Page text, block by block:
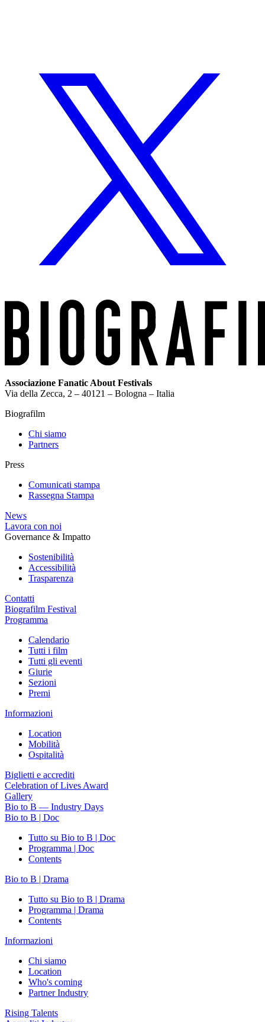
Associazione Fanatic About Festivals
Via della Zecca, 2 – 40121 – Bologna – Italia
Biografilm
Chi siamo
Partners
Press
Comunicati stampa
Rassegna Stampa
News
Lavora con noi
Governance & Impatto
Sostenibilità
Accessibilità
Trasparenza
Contatti
Biografilm Festival
Programma
Calendario
Tutti i film
Tutti gli eventi
Giurie
Sezioni
Premi
Informazioni
Location
Mobilità
Ospitalità
Biglietti e accrediti
Celebration of Lives Award
Gallery
Bio to B — Industry Days
Bio to B | Doc
Tutto su Bio to B | Doc
Programma | Doc
Contents
Bio to B | Drama
Tutto su Bio to B | Drama
Programma | Drama
Contents
Informazioni
Chi siamo
Location
Who's coming
Partner Industry
Rising Talents